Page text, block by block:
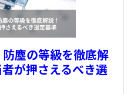
塵の等級を徹底解
が押さえるべき選